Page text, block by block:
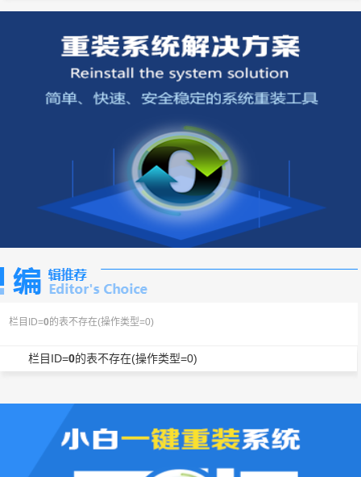
栏目ID=0 的表不存在(操作类型=0)
栏目ID=0的表不存在(操作类型=0)